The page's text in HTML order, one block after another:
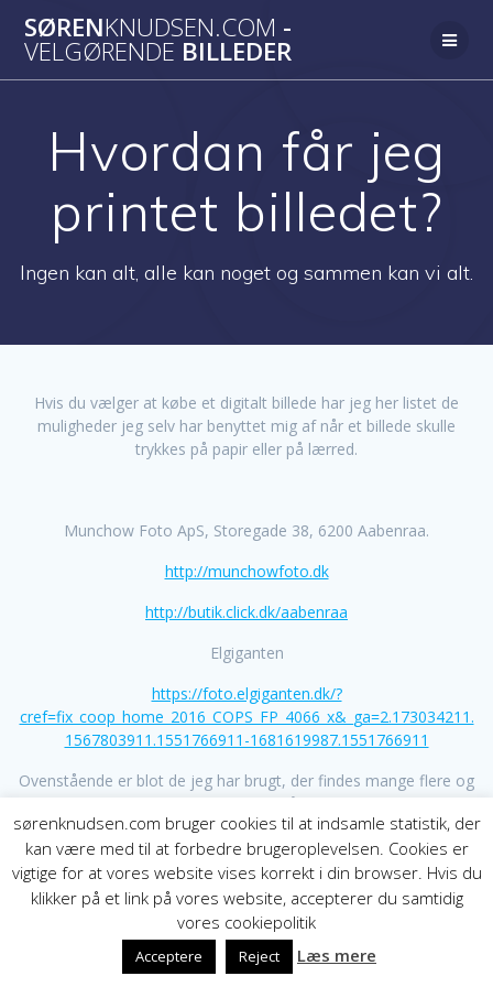
to
content
SØRENKNUDSEN.COM -
VELGØRENDE BILLEDER
Hvordan får jeg
printet billedet?
Ingen kan alt, alle kan noget og sammen kan vi alt.
Hvis du vælger at købe et digitalt billede har jeg her listet de
muligheder jeg selv har benyttet mig af når et billede skulle
trykkes på papir eller på lærred.
Munchow Foto ApS, Storegade 38, 6200 Aabenraa.
http://munchowfoto.dk
http://butik.click.dk/aabenraa
Elgiganten
https://foto.elgiganten.dk/?
cref=fix_coop_home_2016_COPS_FP_4066_x&_ga=2.173034211.
1567803911.1551766911-1681619987.1551766911
Ovenstående er blot de jeg har brugt, der findes mange flere og
der findes med sikkerhed også en i din nærhed.
© 2021 SørenKnudsen.Com - Velgørende billeder.
sørenknudsen.com bruger cookies til at indsamle statistik, der
kan være med til at forbedre brugeroplevelsen. Cookies er
vigtige for at vores website vises korrekt i din browser. Hvis du
klikker på et link på vores website, accepterer du samtidig
vores cookiepolitik
Acceptere Reject Læs mere